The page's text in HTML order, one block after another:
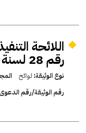
اللائحة
رقم 28 لسنة 1981
نوع الوثيقة: لوائح
رقم الوثيقة/رقم